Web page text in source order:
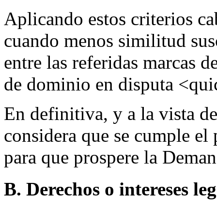
Aplicando estos criterios
cuando menos similitud
entre las referidas marcas
de dominio en disputa
En definitiva, y a la vista
considera que se cumple
para que prospere la
B. Derechos o intereses